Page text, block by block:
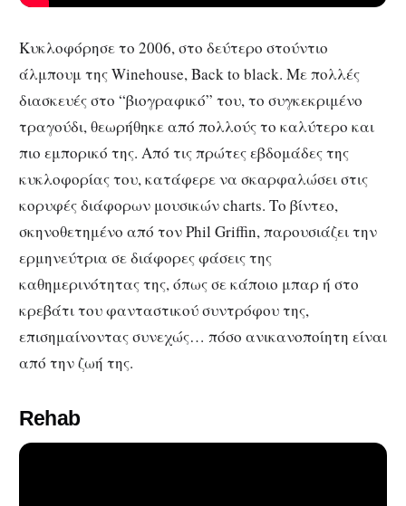
Κυκλοφόρησε το 2006, στο δεύτερο στούντιο
άλμπουμ της Winehouse, Back to black. Με πολλές
διασκευές στο “βιογραφικό” του, το συγκεκριμένο
τραγούδι, θεωρήθηκε από πολλούς το καλύτερο και
πιο εμπορικό της. Από τις πρώτες εβδομάδες της
κυκλοφορίας του, κατάφερε να σκαρφαλώσει στις
κορυφές διάφορων μουσικών charts. Το βίντεο,
σκηνοθετημένο από τον Phil Griffin, παρουσιάζει την
ερμηνεύτρια σε διάφορες φάσεις της
καθημερινότητας της, όπως σε κάποιο μπαρ ή στο
κρεβάτι του φανταστικού συντρόφου της,
επισημαίνοντας συνεχώς… πόσο ανικανοποίητη είναι
από την ζωή της.
Rehab